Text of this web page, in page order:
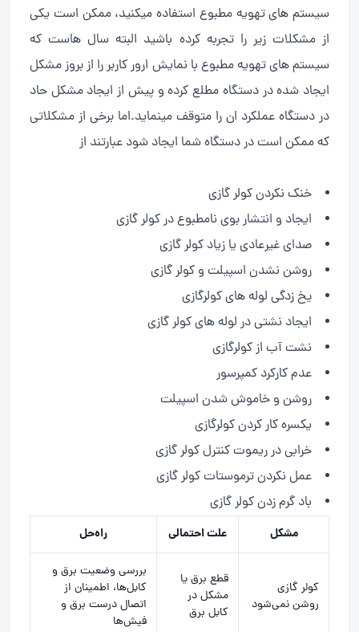
سیستم های تهویه مطبوع استفاده میکنید، ممکن است یکی
از مشکلات زیر را تجربه کرده باشید البته سال هاست که
سیستم های تهویه مطبوع با نمایش ارور کاربر را از بروز مشکل
ایجاد شده در دستگاه مطلع کرده و پیش از ایجاد مشکل حاد
در دستگاه عملکرد ان را متوقف مینماید.اما برخی از مشکلاتی
که ممکن است در دستگاه شما ایجاد شود عبارتند از
خنک نکردن کولر گازی
ایجاد و انتشار بوی نامطبوع در کولر گازی
صدای غیرعادی یا زیاد کولر گازی
روشن نشدن اسپیلت و کولر گازی
یخ زدگی لوله های کولرگازی
ایجاد نشتی در لوله های کولر گازی
نشت آب از کولرگازی
عدم کارکرد کمپرسور
روشن و خاموش شدن اسپیلت
یکسره کار کردن کولرگازی
خرابی در ریموت کنترل کولر گازی
عمل نکردن ترموستات کولر گازی
باد گرم زدن کولر گازی
مشکل علت احتمالی راه‌حل
کولر گازی
روشن نمی‌شود
قطع برق یا
مشکل در
کابل برق
بررسی وضعیت برق و
کابل‌ها، اطمینان از
اتصال درست برق و
فیش‌ها